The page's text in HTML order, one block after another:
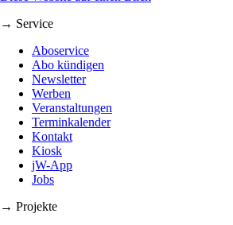
→ Service
Aboservice
Abo kündigen
Newsletter
Werben
Veranstaltungen
Terminkalender
Kontakt
Kiosk
jW-App
Jobs
→ Projekte